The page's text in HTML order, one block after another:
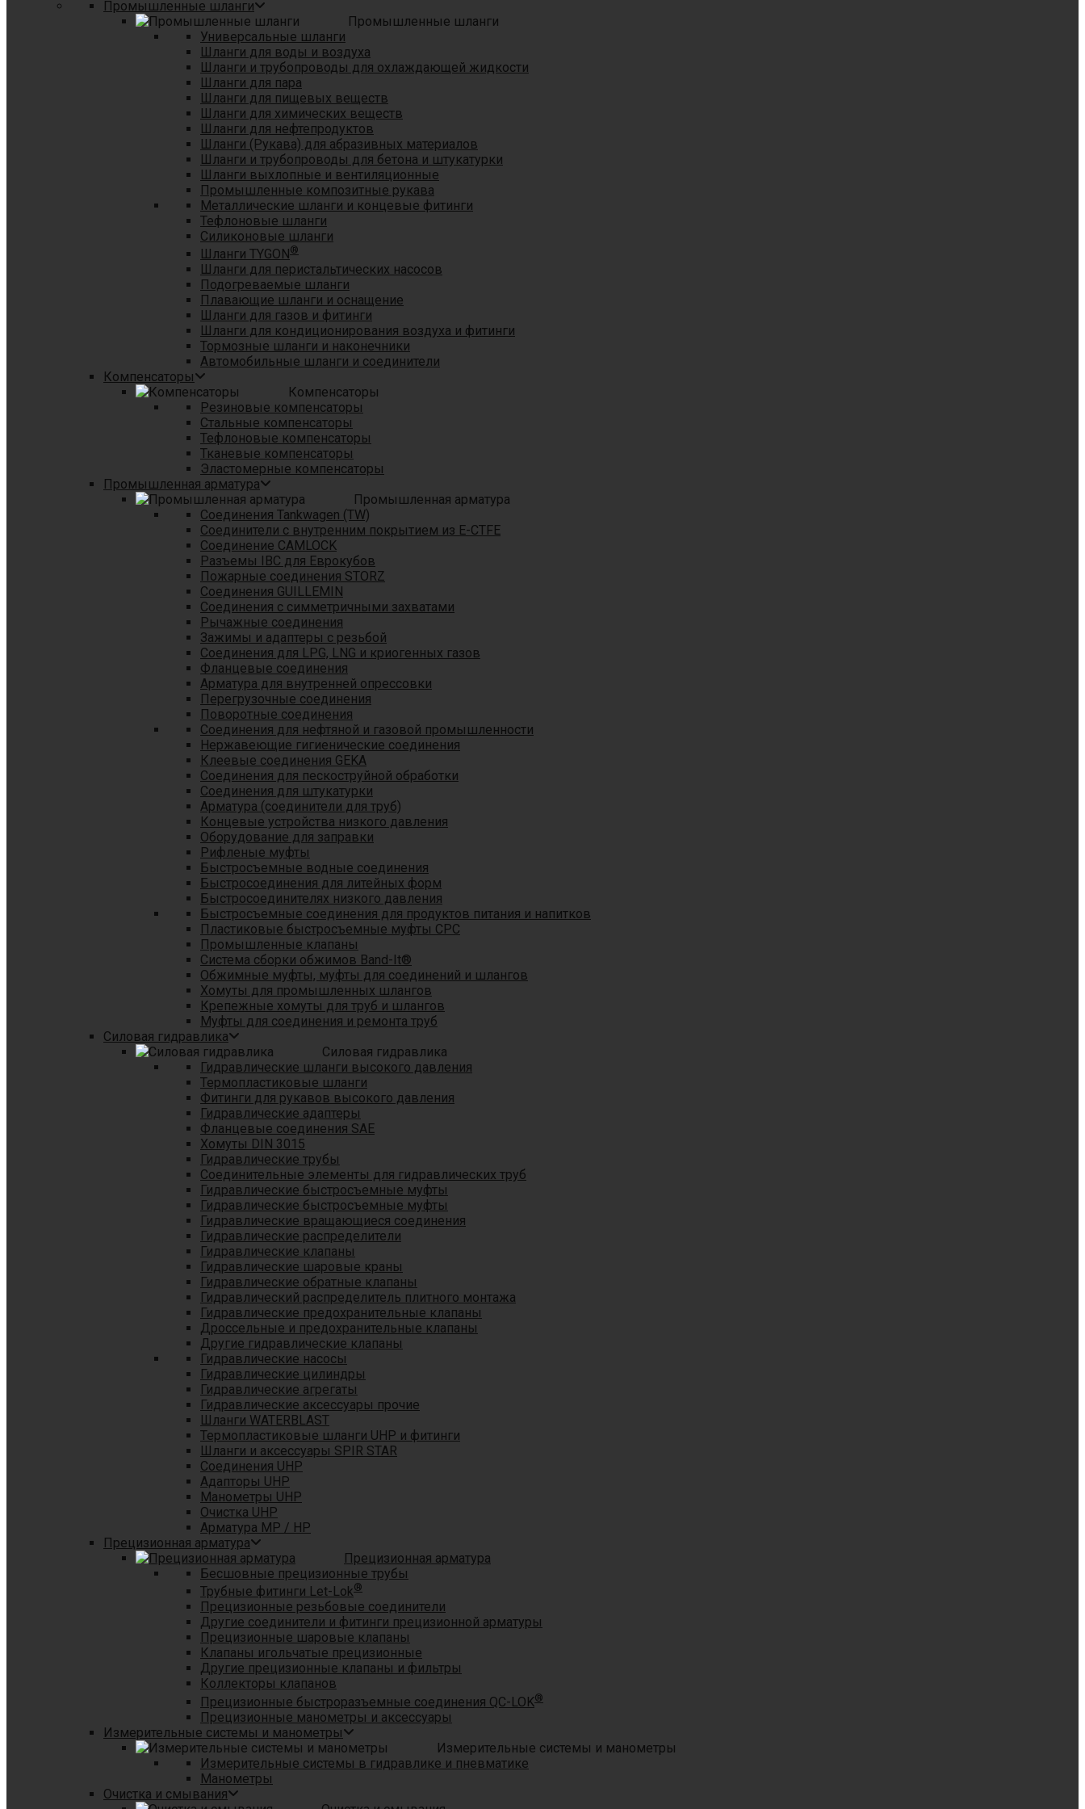
Промышленные шланги
Промышленные шланги
Универсальные шланги
Шланги для воды и воздуха
Шланги и трубопроводы для охлаждающей жидкости
Шланги для пара
Шланги для пищевых веществ
Шланги для химических веществ
Шланги для нефтепродуктов
Шланги (Рукава) для абразивных материалов
Шланги и трубопроводы для бетона и штукатурки
Шланги выхлопные и вентиляционные
Промышленные композитные рукава
Металлические шланги и концевые фитинги
Тефлоновые шланги
Силиконовые шланги
Шланги TYGON®
Шланги для перистальтических насосов
Подогреваемые шланги
Плавающие шланги и оснащение
Шланги для газов и фитинги
Шланги для кондиционирования воздуха и фитинги
Тормозные шланги и наконечники
Автомобильные шланги и соединители
Компенсаторы
Компенсаторы
Резиновые компенсаторы
Стальные компенсаторы
Тефлоновые компенсаторы
Тканевые компенсаторы
Эластомерные компенсаторы
Промышленная арматура
Промышленная арматура
Соединения Tankwagen (TW)
Соединители с внутренним покрытием из E-CTFE
Соединение CAMLOCK
Разъемы IBC для Еврокубов
Пожарные соединения STORZ
Соединения GUILLEMIN
Соединения с симметричными захватами
Рычажные соединения
Зажимы и адаптеры с резьбой
Соединения для LPG, LNG и криогенных газов
Фланцевые соединения
Арматура для внутренней опрессовки
Перегрузочные соединения
Поворотные соединения
Соединения для нефтяной и газовой промышленности
Нержавеющие гигиенические соединения
Клеевые соединения GEKA
Соединения для пескоструйной обработки
Cоединения для штукатурки
Арматура (соединители для труб)
Концевые устройства низкого давления
Оборудование для заправки
Рифленые муфты
Быстросъемные водные соединения
Быстросоединения для литейных форм
Быстросоединителях низкого давления
Быстросъемные соединения для продуктов питания и напитков
Пластиковые быстросъемные муфты CPC
Промышленные клапаны
Система сборки обжимов Band-It®
Обжимные муфты, муфты для соединений и шлангов
Хомуты для промышленных шлангов
Крепежные хомуты для труб и шлангов
Муфты для соединения и ремонта труб
Силовая гидравлика
Силовая гидравлика
Гидравлические шланги высокого давления
Термопластиковые шланги
Фитинги для рукавов высокого давления
Гидравлические адаптеры
Фланцевые соединения SAE
Хомуты DIN 3015
Гидравлические трубы
Соединительные элементы для гидравлических труб
Гидравлические быстросъемные муфты
Гидравлические быстросъемные муфты
Гидравлические вращающиеся соединения
Гидравлические распределители
Гидравлические клапаны
Гидравлические шаровые краны
Гидравлические обратные клапаны
Гидравлический распределитель плитного монтажа
Гидравлические предохранительные клапаны
Дроссельные и предохранительные клапаны
Другие гидравлические клапаны
Гидравлические насосы
Гидравлические цилиндры
Гидравлические агрегаты
Гидравлические аксессуары прочие
Шланги WATERBLAST
Термопластиковые шланги UHP и фитинги
Шланги и аксессуары SPIR STAR
Соединения UHP
Адапторы UHP
Манометры UHP
Очистка UHP
Арматура MP / HP
Прецизионная арматура
Прецизионная арматура
Бесшовные прецизионные трубы
Трубные фитинги Let-Lok®
Прецизионные резьбовые соединители
Другие соединители и фитинги прецизионной арматуры
Прецизионные шаровые клапаны
Клапаны игольчатые прецизионные
Другие прецизионные клапаны и фильтры
Коллекторы клапанов
Прецизионные быстроразъемные соединения QC-LOK®
Прецизионные манометры и аксессуары
Измерительные системы и манометры
Измерительные системы и манометры
Измерительные системы в гидравлике и пневматике
Манометры
Очистка и смывания